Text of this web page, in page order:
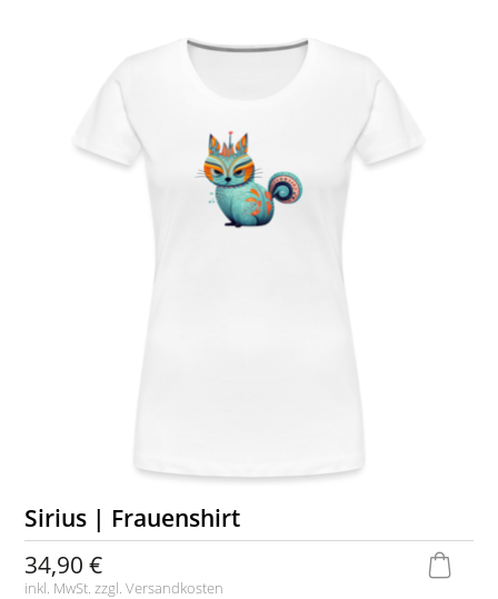
Sirius | Frauenshirt
34,90 €
inkl. MwSt. zzgl.Versandkosten